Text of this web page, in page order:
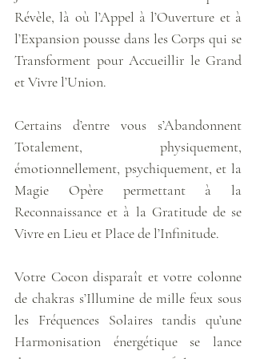
Révèle, là où l’Appel à l’Ouverture et à
l’Expansion pousse dans les Corps qui se
Transforment pour Accueillir le Grand
et Vivre l’Union.
Certains d’entre vous s’Abandonnent
Totalement, physiquement,
émotionnellement, psychiquement, et la
Magie Opère permettant à la
Reconnaissance et à la Gratitude de se
Vivre en Lieu et Place de l’Infinitude.
Votre Cocon disparaît et votre colonne
de chakras s’Illumine de mille feux sous
les Fréquences Solaires tandis qu’une
Harmonisation énergétique se lance